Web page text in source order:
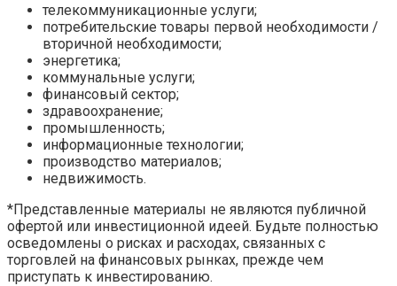
телекоммуникационные услуги;
потребительские товары первой необходимости /
вторичной необходимости;
энергетика;
коммунальные услуги;
финансовый сектор;
здравоохранение;
промышленность;
информационные технологии;
производство материалов;
недвижимость.
*Представленные материалы не являются публичной
офертой или инвестиционной идеей. Будьте полностью
осведомлены о рисках и расходах, связанных с
торговлей на финансовых рынках, прежде чем
приступать к инвестированию.